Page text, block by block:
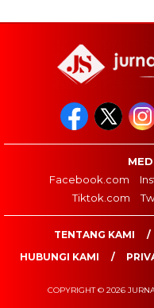
Facebook.com
Tiktok.com
TENTANG KAMI
HUBUNGI KAMI
COPYRIGHT © 2026